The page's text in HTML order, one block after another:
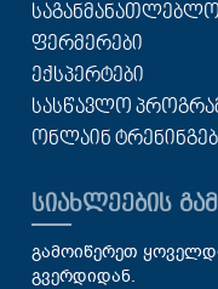
ᲤᲔᲠᲛᲔᲠᲔᲑᲘ
ᲔᲥᲡᲞᲔᲠᲢᲔᲑᲘ
ᲡᲐᲡᲬᲐᲕᲚᲝ
ᲝᲜᲚᲐᲘᲜ
ᲡᲘᲐᲮᲚᲔᲔᲑᲘᲡ
გამოიწერეთ
გვერდიდან.